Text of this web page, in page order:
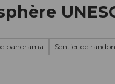
panorama Sentier de